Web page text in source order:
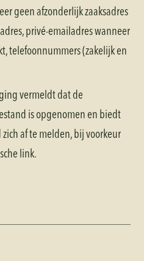
geen afzonderlijk zaaksadres
privé-emailadres wanneer
telefoonnummers (zakelijk en
vermeldt dat de
is opgenomen en biedt
af te melden, bij voorkeur
link.